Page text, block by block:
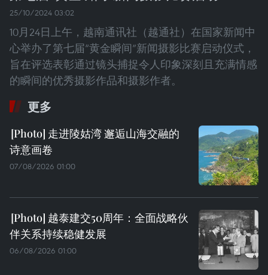
25/10/2024 03:02
10月24日上午，越南通讯社（越通社）在国家新闻中
心举办了第七届“黄金瞬间”新闻摄影比赛启动仪式，
旨在评选表彰通过镜头捕捉令人印象深刻且充满情感
的瞬间的优秀摄影作品和摄影作者。
更多
走进陵姑湾 邂逅山海交融的
诗意画卷
07/08/2026 01:00
越泰建交50周年：全面战略伙
伴关系持续稳健发展
06/08/2026 01:00